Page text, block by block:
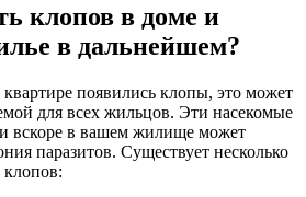
клопов в доме и
в дальнейшем?
появились клопы, это может
для всех жильцов. Эти насекомые
вскоре в вашем жилище может
паразитов. Существует несколько
клопов: